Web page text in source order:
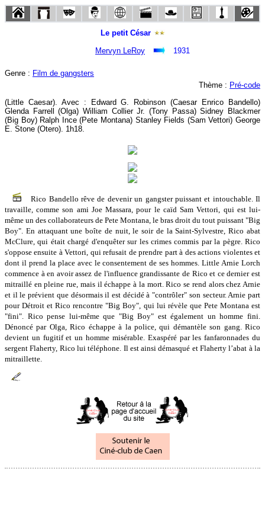
Le petit César
Mervyn LeRoy
1931
Genre : Film de gangsters
Thème : Pré-code
(Little Caesar). Avec : Edward G. Robinson (Caesar Enrico Bandello)
Glenda Farrell (Olga) William Collier Jr. (Tony Passa) Sidney Blackmer
(Big Boy) Ralph Ince (Pete Montana) Stanley Fields (Sam Vettori) George
E. Stone (Otero). 1h18.
Rico Bandello rêve de devenir un gangster puissant et intouchable. Il
travaille, comme son ami Joe Massara, pour le caïd Sam Vettori, qui est lui-
même un des collaborateurs de Pete Montana, le bras droit du tout puissant "Big
Boy". En attaquant une boîte de nuit, le soir de la Saint-Sylvestre, Rico abat
McClure, qui était chargé d'enquêter sur les crimes commis par la pègre. Rico
s'oppose ensuite à Vettori, qui refusait de prendre part à des actions violentes et
dont il prend la place avec le consentement de ses hommes. Little Arnie Lorch
commence à en avoir assez de l'influence grandissante de Rico et ce dernier est
mitraillé en pleine rue, mais il échappe à la mort. Rico se rend alors chez Arnie
et il le prévient que désormais il est décidé à "contrôler" son secteur. Arnie part
pour Détroit et Rico rencontre "Big Boy", qui lui révèle que Pete Montana est
"fini". Rico pense lui-même que "Big Boy" est également un homme fini.
Dénoncé par Olga, Rico échappe à la police, qui démantèle son gang. Rico
devient un fugitif et un homme misérable. Exaspéré par les fanfaronnades du
sergent Flaherty, Rico lui téléphone. Il est ainsi démasqué et Flaherty l’abat à la
mitraillette.